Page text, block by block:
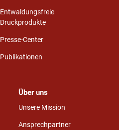
Entwaldungsfreie
Druckprodukte
Presse-Center
Publikationen
Über uns
Unsere Mission
Ansprechpartner